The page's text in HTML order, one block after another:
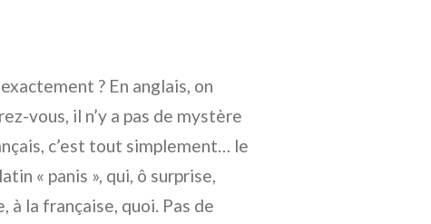
? En anglais, on
vous, il n’y a pas de mystère
c’est tout simplement… le
« panis », qui, ô surprise,
à la française, quoi. Pas de